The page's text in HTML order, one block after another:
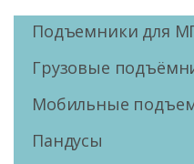
Подъемники для
Грузовые
Мобильные
Пандусы